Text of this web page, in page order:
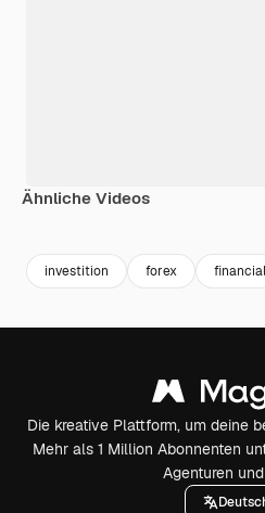
Ähnliche Videos
investition forex financial
Die kreative Plattform, um deine
Mehr als 1 Million Abonnenten
Agenturen